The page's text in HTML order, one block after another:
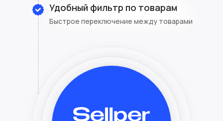
Удобный фильтр по товарам
Быстрое переключение между товарами